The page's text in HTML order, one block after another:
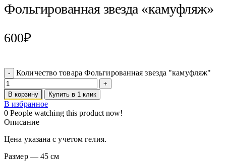
Фольгированная звезда «камуфляж»
600₽
Количество товара Фольгированная звезда "камуфляж"
В корзину Купить в 1 клик
В избранное
0 People watching this product now!
Описание
Цена указана с учетом гелия.
Размер — 45 см